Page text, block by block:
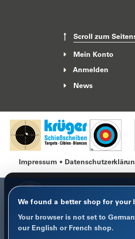
Scroll zum
Mein Konto
Anmelden
News
Impressum
We found a better shop for your
Your browser is not set to
our English or French shop.
COOKIE-HINWEIS
Datenschutz im Fokus